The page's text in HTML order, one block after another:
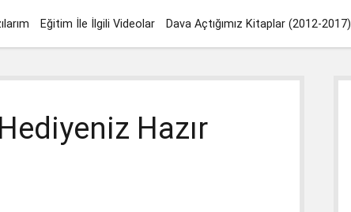
Eğitim İle İlgili Videolar Dava Açtığımız Kitaplar (2012-2017)
Hazır